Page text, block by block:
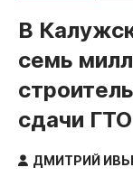
Новости
Статьи
Авто и
В
семь
сдачи ГТО
ДМИТРИЙ